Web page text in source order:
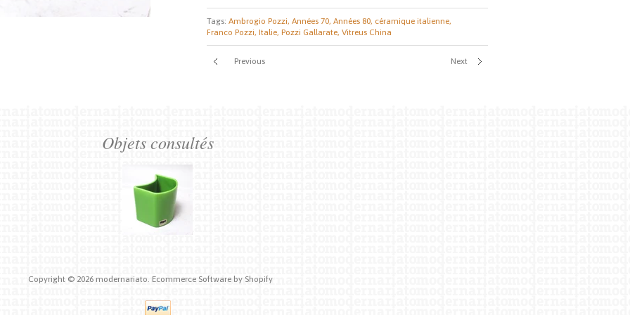
Tags: Ambrogio Pozzi, Années 70, Années 80, céramique italienne,
Franco Pozzi, Italie, Pozzi Gallarate, Vitreus China
Previous Next
Objets consultés
Copyright © 2026 modernariato. Ecommerce Software by Shopify